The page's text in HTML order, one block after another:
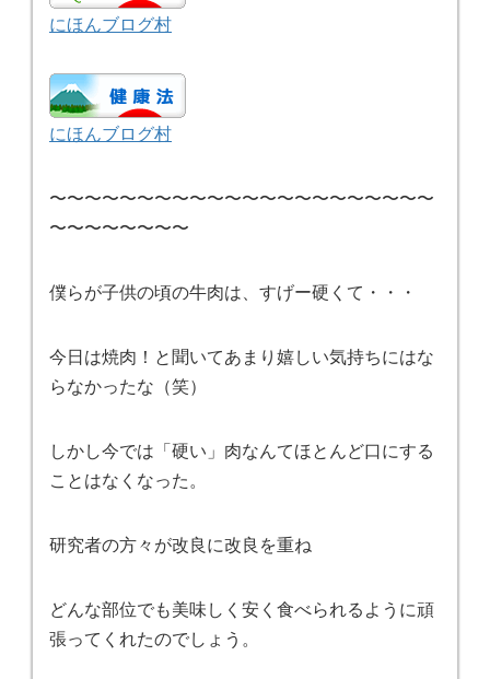
にほんブログ村
にほんブログ村
〜〜〜〜〜〜〜〜〜〜〜〜〜〜〜〜〜〜〜〜〜〜
〜〜〜〜〜〜〜〜
僕らが子供の頃の牛肉は、すげー硬くて・・・
今日は焼肉！と聞いてあまり嬉しい気持ちにはな
らなかったな（笑）
しかし今では「硬い」肉なんてほとんど口にする
ことはなくなった。
研究者の方々が改良に改良を重ね
どんな部位でも美味しく安く食べられるように頑
張ってくれたのでしょう。